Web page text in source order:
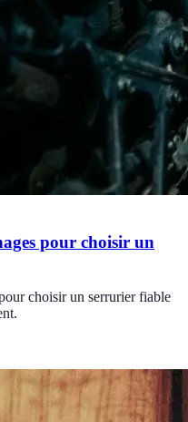
pour choisir un
choisir un serrurier fiable